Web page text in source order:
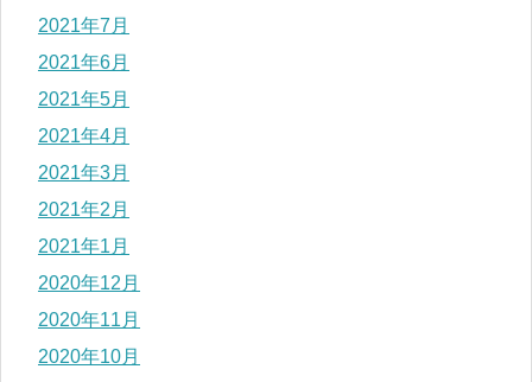
2021年7月
2021年6月
2021年5月
2021年4月
2021年3月
2021年2月
2021年1月
2020年12月
2020年11月
2020年10月